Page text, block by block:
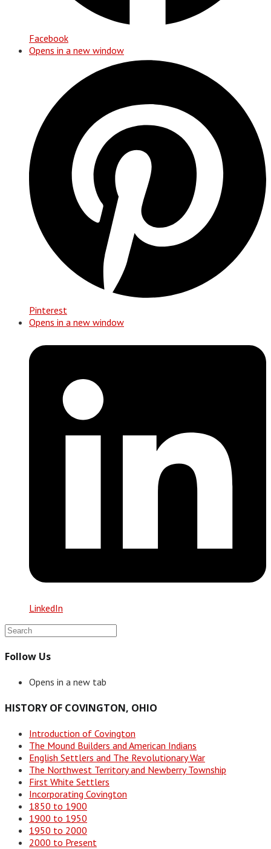
Facebook
Opens in a new window
Pinterest
Opens in a new window
LinkedIn
Follow Us
Opens in a new tab
HISTORY OF COVINGTON, OHIO
Introduction of Covington
The Mound Builders and American Indians
English Settlers and The Revolutionary War
The Northwest Territory and Newberry Township
First White Settlers
Incorporating Covington
1850 to 1900
1900 to 1950
1950 to 2000
2000 to Present